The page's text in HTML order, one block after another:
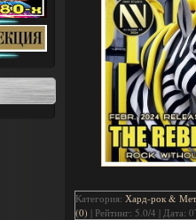
Категория: Хард-рок &
(0) | Рейтинг: 5.0/4 | Дата: